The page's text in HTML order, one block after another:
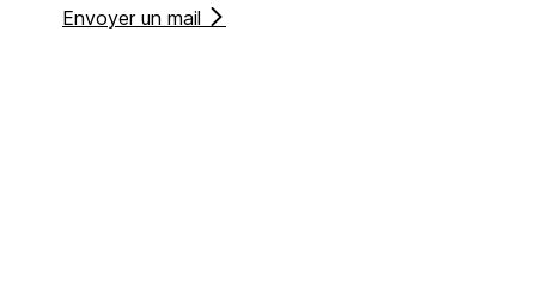
Envoyer un mail